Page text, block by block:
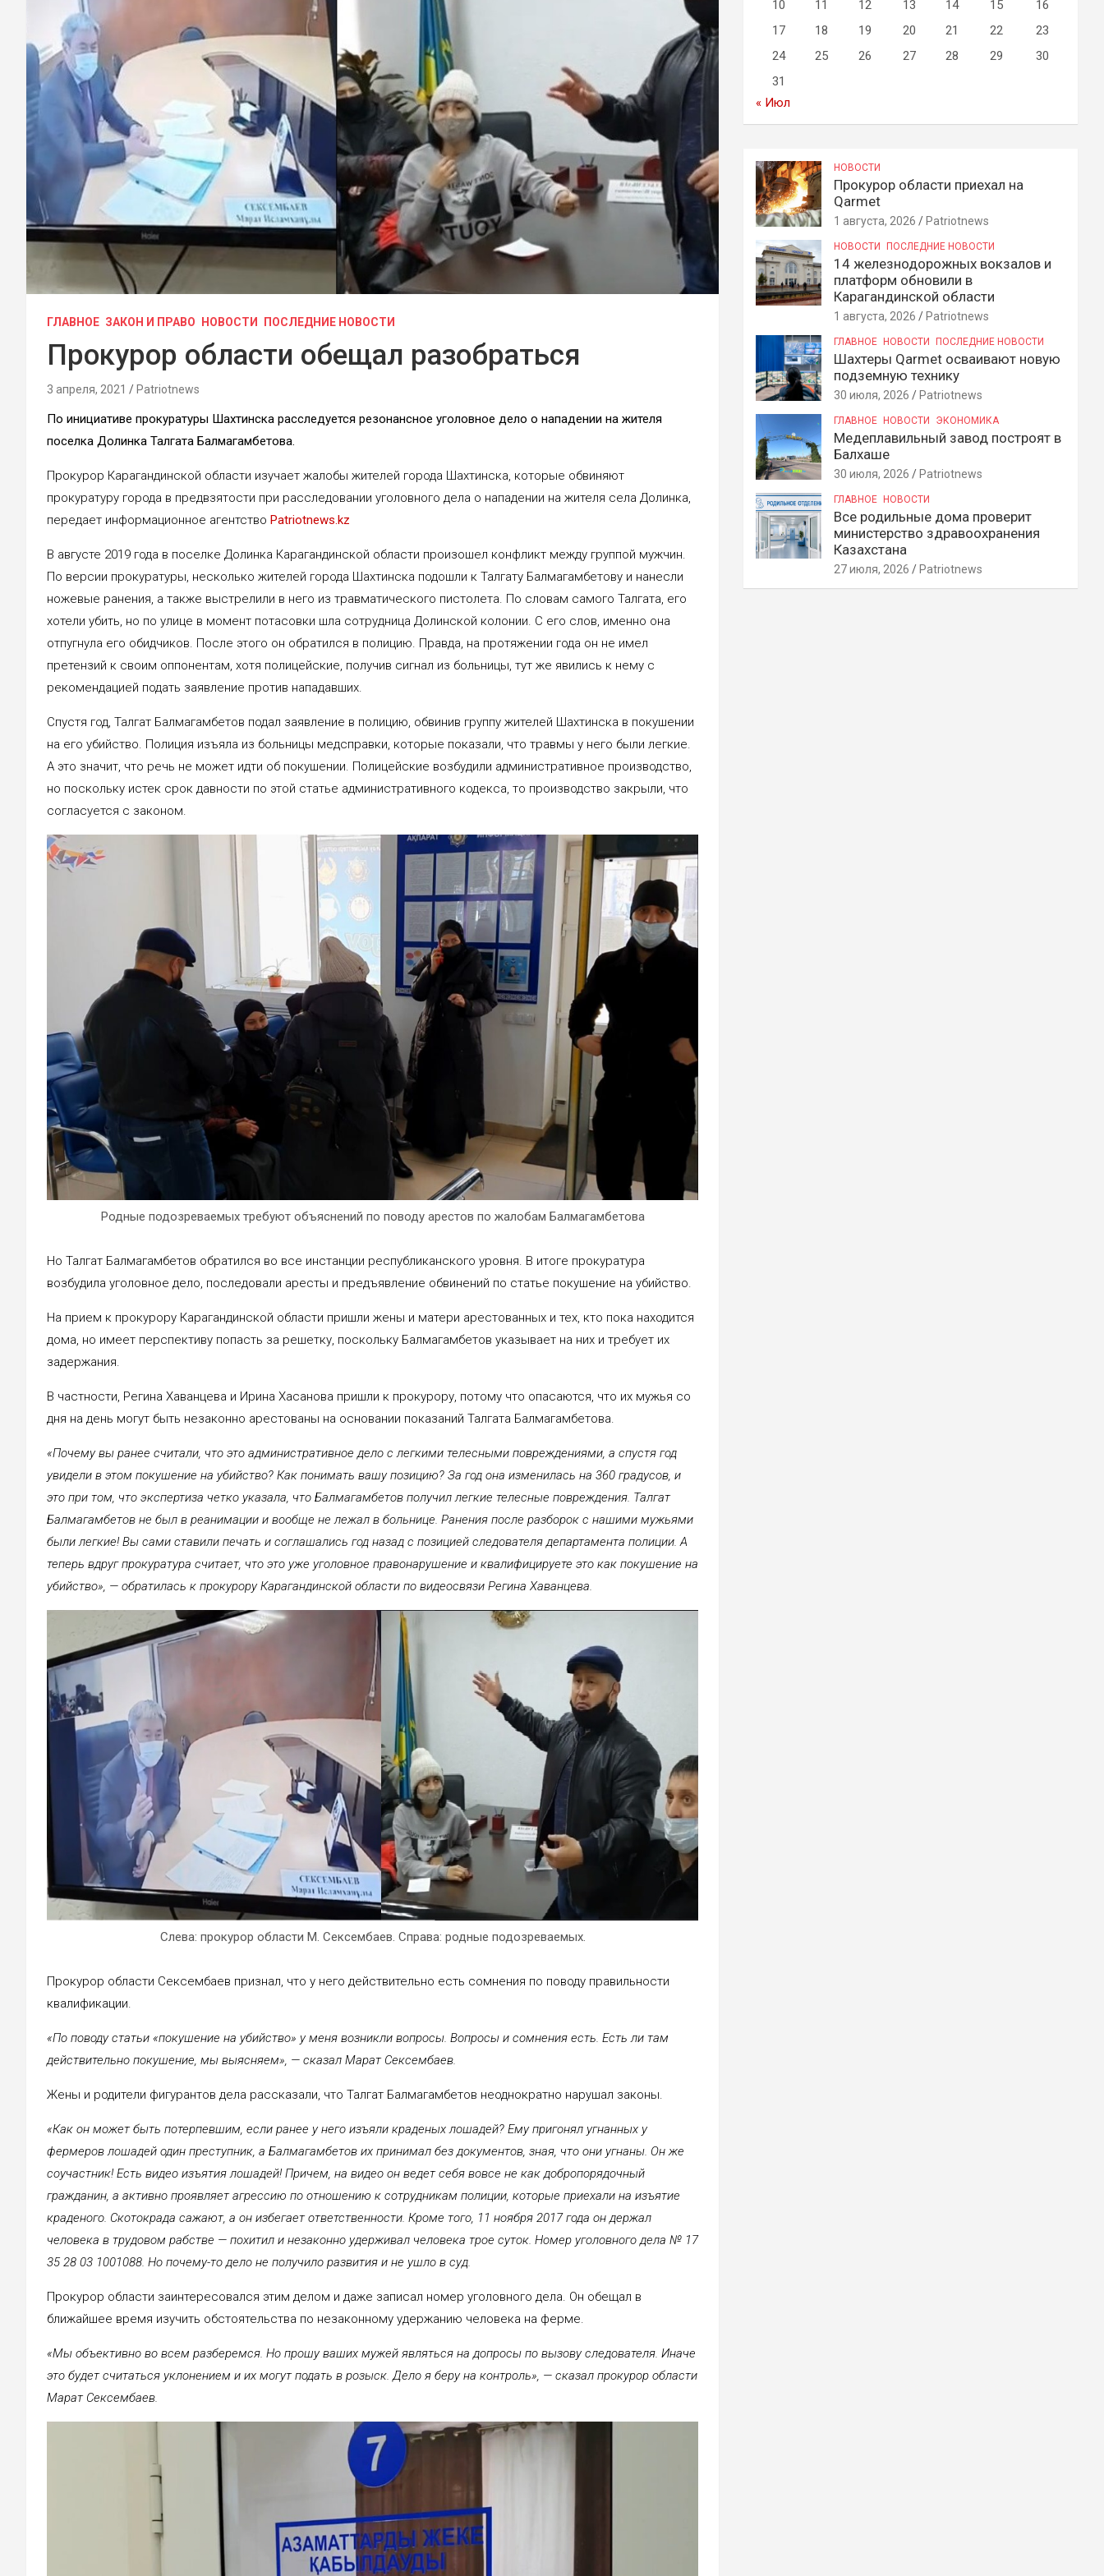
ГЛАВНОЕ ЗАКОН И ПРАВО НОВОСТИ ПОСЛЕДНИЕ НОВОСТИ
Прокурор области обещал разобраться
3 апреля, 2021 Patriotnews
По инициативе прокуратуры Шахтинска расследуется резонансное уголовное дело о нападении на жителя
поселка Долинка Талгата Балмагамбетова.
Прокурор Карагандинской области изучает жалобы жителей города Шахтинска, которые обвиняют
прокуратуру города в предвзятости при расследовании уголовного дела о нападении на жителя села Долинка,
передает информационное агентство Patriotnews.kz
В августе 2019 года в поселке Долинка Карагандинской области произошел конфликт между группой мужчин.
По версии прокуратуры, несколько жителей города Шахтинска подошли к Талгату Балмагамбетову и нанесли
ножевые ранения, а также выстрелили в него из травматического пистолета. По словам самого Талгата, его
хотели убить, но по улице в момент потасовки шла сотрудница Долинской колонии. С его слов, именно она
отпугнула его обидчиков. После этого он обратился в полицию. Правда, на протяжении года он не имел
претензий к своим оппонентам, хотя полицейские, получив сигнал из больницы, тут же явились к нему с
рекомендацией подать заявление против нападавших.
Спустя год, Талгат Балмагамбетов подал заявление в полицию, обвинив группу жителей Шахтинска в покушении
на его убийство. Полиция изъяла из больницы медсправки, которые показали, что травмы у него были легкие.
А это значит, что речь не может идти об покушении. Полицейские возбудили административное производство,
но поскольку истек срок давности по этой статье административного кодекса, то производство закрыли, что
согласуется с законом.
Родные подозреваемых требуют объяснений по поводу арестов по жалобам Балмагамбетова
Но Талгат Балмагамбетов обратился во все инстанции республиканского уровня. В итоге прокуратура
возбудила уголовное дело, последовали аресты и предъявление обвинений по статье покушение на убийство.
На прием к прокурору Карагандинской области пришли жены и матери арестованных и тех, кто пока находится
дома, но имеет перспективу попасть за решетку, поскольку Балмагамбетов указывает на них и требует их
задержания.
В частности, Регина Хаванцева и Ирина Хасанова пришли к прокурору, потому что опасаются, что их мужья со
дня на день могут быть незаконно арестованы на основании показаний Талгата Балмагамбетова.
«Почему вы ранее считали, что это административное дело с легкими телесными повреждениями, а спустя год
увидели в этом покушение на убийство? Как понимать вашу позицию? За год она изменилась на 360 градусов, и
это при том, что экспертиза четко указала, что Балмагамбетов получил легкие телесные повреждения. Талгат
Балмагамбетов не был в реанимации и вообще не лежал в больнице. Ранения после разборок с нашими мужьями
были легкие! Вы сами ставили печать и соглашались год назад с позицией следователя департамента полиции. А
теперь вдруг прокуратура считает, что это уже уголовное правонарушение и квалифицируете это как покушение на
убийство», — обратилась к прокурору Карагандинской области по видеосвязи Регина Хаванцева.
Слева: прокурор области М. Сексембаев. Справа: родные подозреваемых.
Прокурор области Сексембаев признал, что у него действительно есть сомнения по поводу правильности
квалификации.
«По поводу статьи «покушение на убийство» у меня возникли вопросы. Вопросы и сомнения есть. Есть ли там
действительно покушение, мы выясняем», — сказал Марат Сексембаев.
Жены и родители фигурантов дела рассказали, что Талгат Балмагамбетов неоднократно нарушал законы.
«Как он может быть потерпевшим, если ранее у него изъяли краденых лошадей? Ему пригонял угнанных у
фермеров лошадей один преступник, а Балмагамбетов их принимал без документов, зная, что они угнаны. Он же
соучастник! Есть видео изъятия лошадей! Причем, на видео он ведет себя вовсе не как добропорядочный
гражданин, а активно проявляет агрессию по отношению к сотрудникам полиции, которые приехали на изъятие
краденого. Скотокрада сажают, а он избегает ответственности. Кроме того, 11 ноября 2017 года он держал
человека в трудовом рабстве — похитил и незаконно удерживал человека трое суток. Номер уголовного дела № 17
35 28 03 1001088. Но почему-то дело не получило развития и не ушло в суд.
Прокурор области заинтересовался этим делом и даже записал номер уголовного дела. Он обещал в
ближайшее время изучить обстоятельства по незаконному удержанию человека на ферме.
«Мы объективно во всем разберемся. Но прошу ваших мужей являться на допросы по вызову следователя. Иначе
это будет считаться уклонением и их могут подать в розыск. Дело я беру на контроль», — сказал прокурор области
Марат Сексембаев.
10
11 12 13 14 15
16
17
18 19 20 21 22
23
24
25 26 27 28 29
30
31
« Июл
НОВОСТИ
Прокурор области приехал на
Qarmet
1 августа, 2026 Patriotnews
НОВОСТИ ПОСЛЕДНИЕ НОВОСТИ
14 железнодорожных вокзалов и
платформ обновили в
Карагандинской области
1 августа, 2026 Patriotnews
ГЛАВНОЕ НОВОСТИ ПОСЛЕДНИЕ НОВОСТИ
Шахтеры Qarmet осваивают новую
подземную технику
30 июля, 2026 Patriotnews
ГЛАВНОЕ НОВОСТИ ЭКОНОМИКА
Медеплавильный завод построят в
Балхаше
30 июля, 2026 Patriotnews
ГЛАВНОЕ НОВОСТИ
Все родильные дома проверит
министерство здравоохранения
Казахстана
27 июля, 2026 Patriotnews